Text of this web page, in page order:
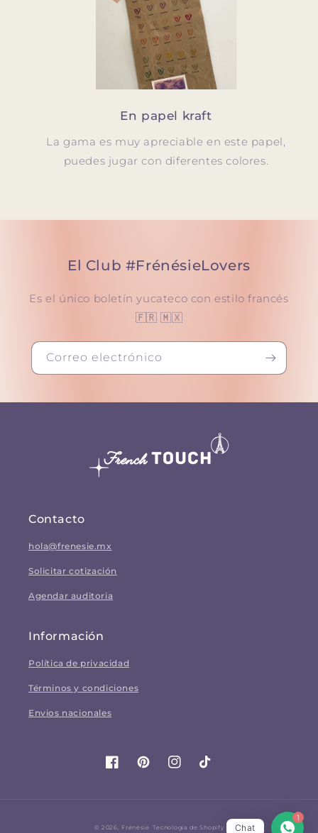
En papel kraft
La gama es muy apreciable en este papel,
puedes jugar con diferentes colores.
El Club #FrénésieLovers
Es el único boletín yucateco con estilo francés
🇫🇷 🇲🇽
Correo electrónico
Contacto
hola@frenesie.mx
Solicitar cotización
Agendar auditoria
Información
Política de privacidad
Términos y condiciones
Envios nacionales
FacebookPinterestInstagram
TikTok
© 2026, Frénésie Tecnología de Shopify Chat
1